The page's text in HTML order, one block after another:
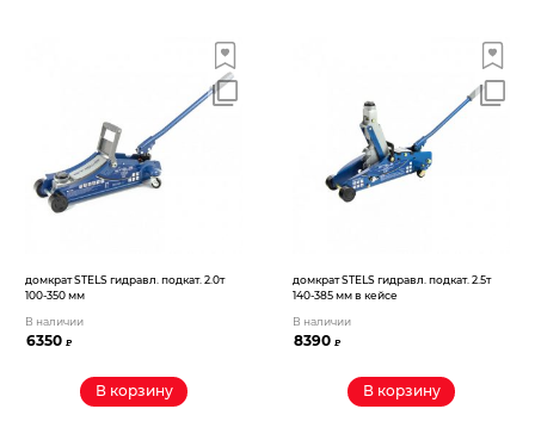
домкрат STELS гидравл. подкат. 2.0т
100-350 мм
В наличии
6350₽
В корзину
домкрат STELS гидравл. подкат. 2.5т
140-385 мм в кейсе
В наличии
8390₽
В корзину